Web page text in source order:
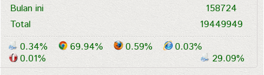
Bulan ini
Total
158724
19449949
0.34%
69.94% 0.59%
0.03%
0.01%
29.09%